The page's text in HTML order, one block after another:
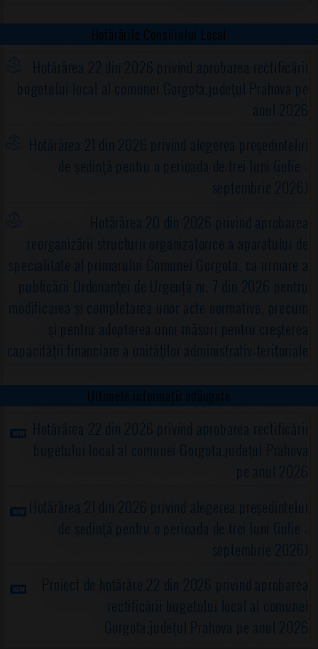
Hotărârile Consiliului Local
Hotărârea 22 din 2026 privind aprobarea rectificării
bugetului local al comunei Gorgota,judeţul Prahova pe
anul 2026
Hotărârea 21 din 2026 privind alegerea preşedintelui
de şedinţă pentru o perioada de trei luni (iulie -
septembrie 2026)
Hotărârea 20 din 2026 privind aprobarea
reorganizării structurii organizatorice a aparatului de
specialitate al primarului Comunei Gorgota, ca urmare a
publicării Ordonanţei de Urgență nr. 7 din 2026 pentru
modificarea şi completarea unor acte normative, precum
şi pentru adoptarea unor măsuri pentru creşterea
capacităţii financiare a unităţilor administrativ-teritoriale
Ultimele informații adăugate
Hotărârea 22 din 2026 privind aprobarea rectificării
bugetului local al comunei Gorgota,judeţul Prahova
pe anul 2026
Hotărârea 21 din 2026 privind alegerea preşedintelui
de şedinţă pentru o perioada de trei luni (iulie -
septembrie 2026)
Proiect de hotărâre 22 din 2026 privind aprobarea
rectificării bugetului local al comunei
Gorgota,judeţul Prahova pe anul 2026